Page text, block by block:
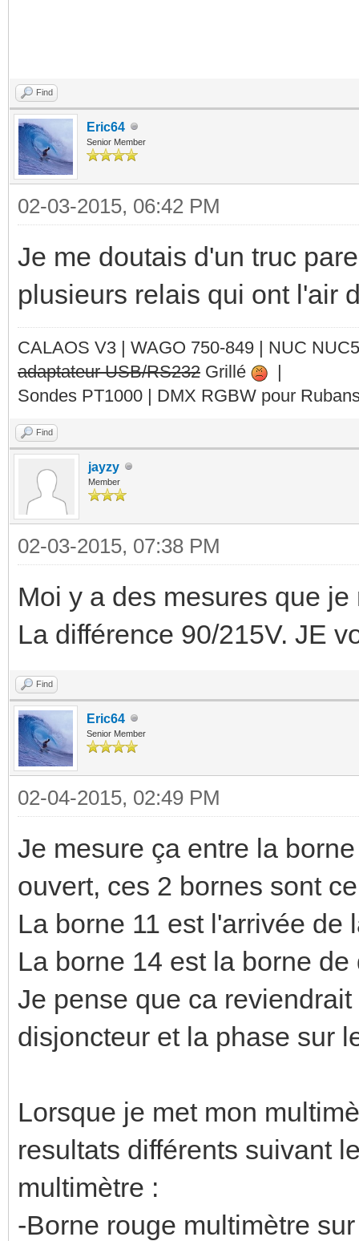
Find
Eric64
Senior Member
02-03-2015, 06:42 PM
Je me doutais d'un truc
plusieurs relais qui ont l'air
CALAOS V3 | WAGO 750-849 | NUC
adaptateur USB/RS232 Grillé
|
Sondes PT1000 | DMX RGBW pour
Find
jayzy
Member
02-03-2015, 07:38 PM
Moi y a des mesures que
La différence 90/215V. JE
Find
Eric64
Senior Member
02-04-2015, 02:49 PM
Je mesure ça entre la
ouvert, ces 2 bornes sont
La borne 11 est l'arrivée de
La borne 14 est la borne
Je pense que ca
disjoncteur et la phase sur
Lorsque je met mon
resultats différents suivant
multimètre :
-Borne rouge multimètre